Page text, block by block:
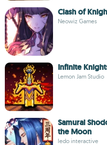
Clash of
Neowiz Games
Infinite
Lemon Jam Studio
Samurai
the Moon
ledo interactive